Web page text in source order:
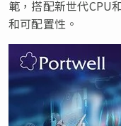
範，搭配新世代CPU
和可配置性。